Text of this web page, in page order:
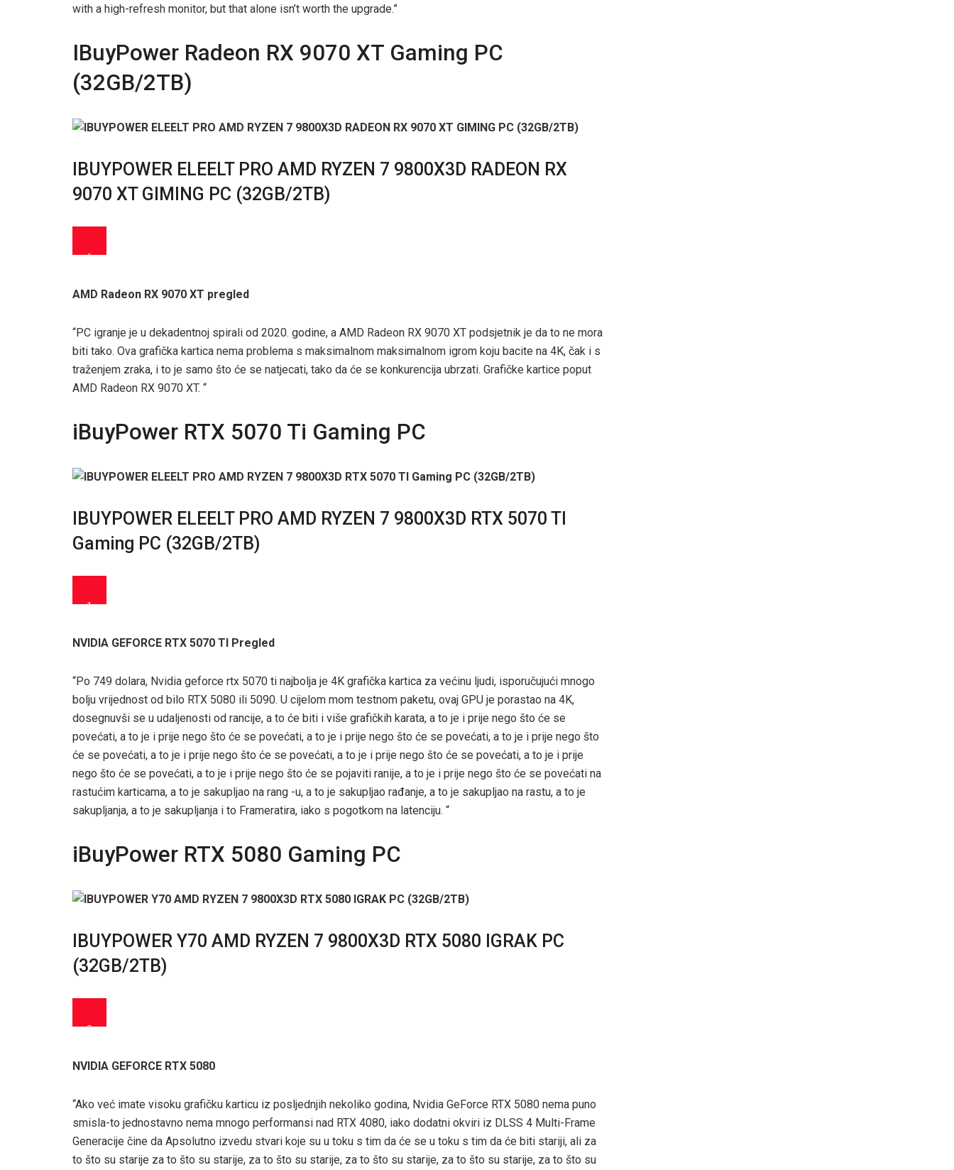
with a high-refresh monitor, but that alone isn’t worth the upgrade.”
IBuyPower Radeon RX 9070 XT Gaming PC
(32GB/2TB)
IBUYPOWER ELEELT PRO AMD RYZEN 7 9800X3D RADEON RX
9070 XT GIMING PC (32GB/2TB)
6
AMD Radeon RX 9070 XT pregled
“PC igranje je u dekadentnoj spirali od 2020. godine, a AMD Radeon RX 9070 XT podsjetnik je da to ne mora
biti tako. Ova grafička kartica nema problema s maksimalnom maksimalnom igrom koju bacite na 4K, čak i s
traženjem zraka, i to je samo što će se natjecati, tako da će se konkurencija ubrzati. Grafičke kartice poput
AMD Radeon RX 9070 XT. “
iBuyPower RTX 5070 Ti Gaming PC
IBUYPOWER ELEELT PRO AMD RYZEN 7 9800X3D RTX 5070 TI
Gaming PC (32GB/2TB)
1
NVIDIA GEFORCE RTX 5070 TI Pregled
“Po 749 dolara, Nvidia geforce rtx 5070 ti najbolja je 4K grafička kartica za većinu ljudi, isporučujući mnogo
bolju vrijednost od bilo RTX 5080 ili 5090. U cijelom mom testnom paketu, ovaj GPU je porastao na 4K,
dosegnuvši se u udaljenosti od rancije, a to će biti i više grafičkih karata, a to je i prije nego što će se
povećati, a to je i prije nego što će se povećati, a to je i prije nego što će se povećati, a to je i prije nego što
će se povećati, a to je i prije nego što će se povećati, a to je i prije nego što će se povećati, a to je i prije
nego što će se povećati, a to je i prije nego što će se pojaviti ranije, a to je i prije nego što će se povećati na
rastućim karticama, a to je sakupljao na rang -u, a to je sakupljao rađanje, a to je sakupljao na rastu, a to je
sakupljanja, a to je sakupljanja i to Frameratira, iako s pogotkom na latenciju. “
iBuyPower RTX 5080 Gaming PC
IBUYPOWER Y70 AMD RYZEN 7 9800X3D RTX 5080 IGRAK PC
(32GB/2TB)
0
NVIDIA GEFORCE RTX 5080
“Ako već imate visoku grafičku karticu iz posljednjih nekoliko godina, Nvidia GeForce RTX 5080 nema puno
smisla-to jednostavno nema mnogo performansi nad RTX 4080, iako dodatni okviri iz DLSS 4 Multi-Frame
Generacije čine da Apsolutno izvedu stvari koje su u toku s tim da će se u toku s tim da će biti stariji, ali za
to što su starije za to što su starije, za to što su starije, za to što su starije, za to što su starije, za to što su